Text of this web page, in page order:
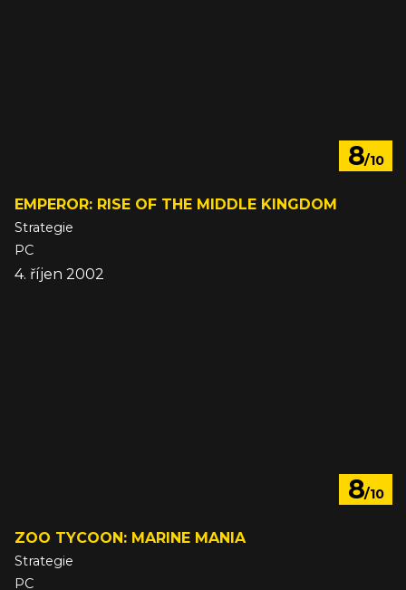
8/10
EMPEROR: RISE OF THE MIDDLE KINGDOM
Strategie
PC
4. říjen 2002
8/10
ZOO TYCOON: MARINE MANIA
Strategie
PC